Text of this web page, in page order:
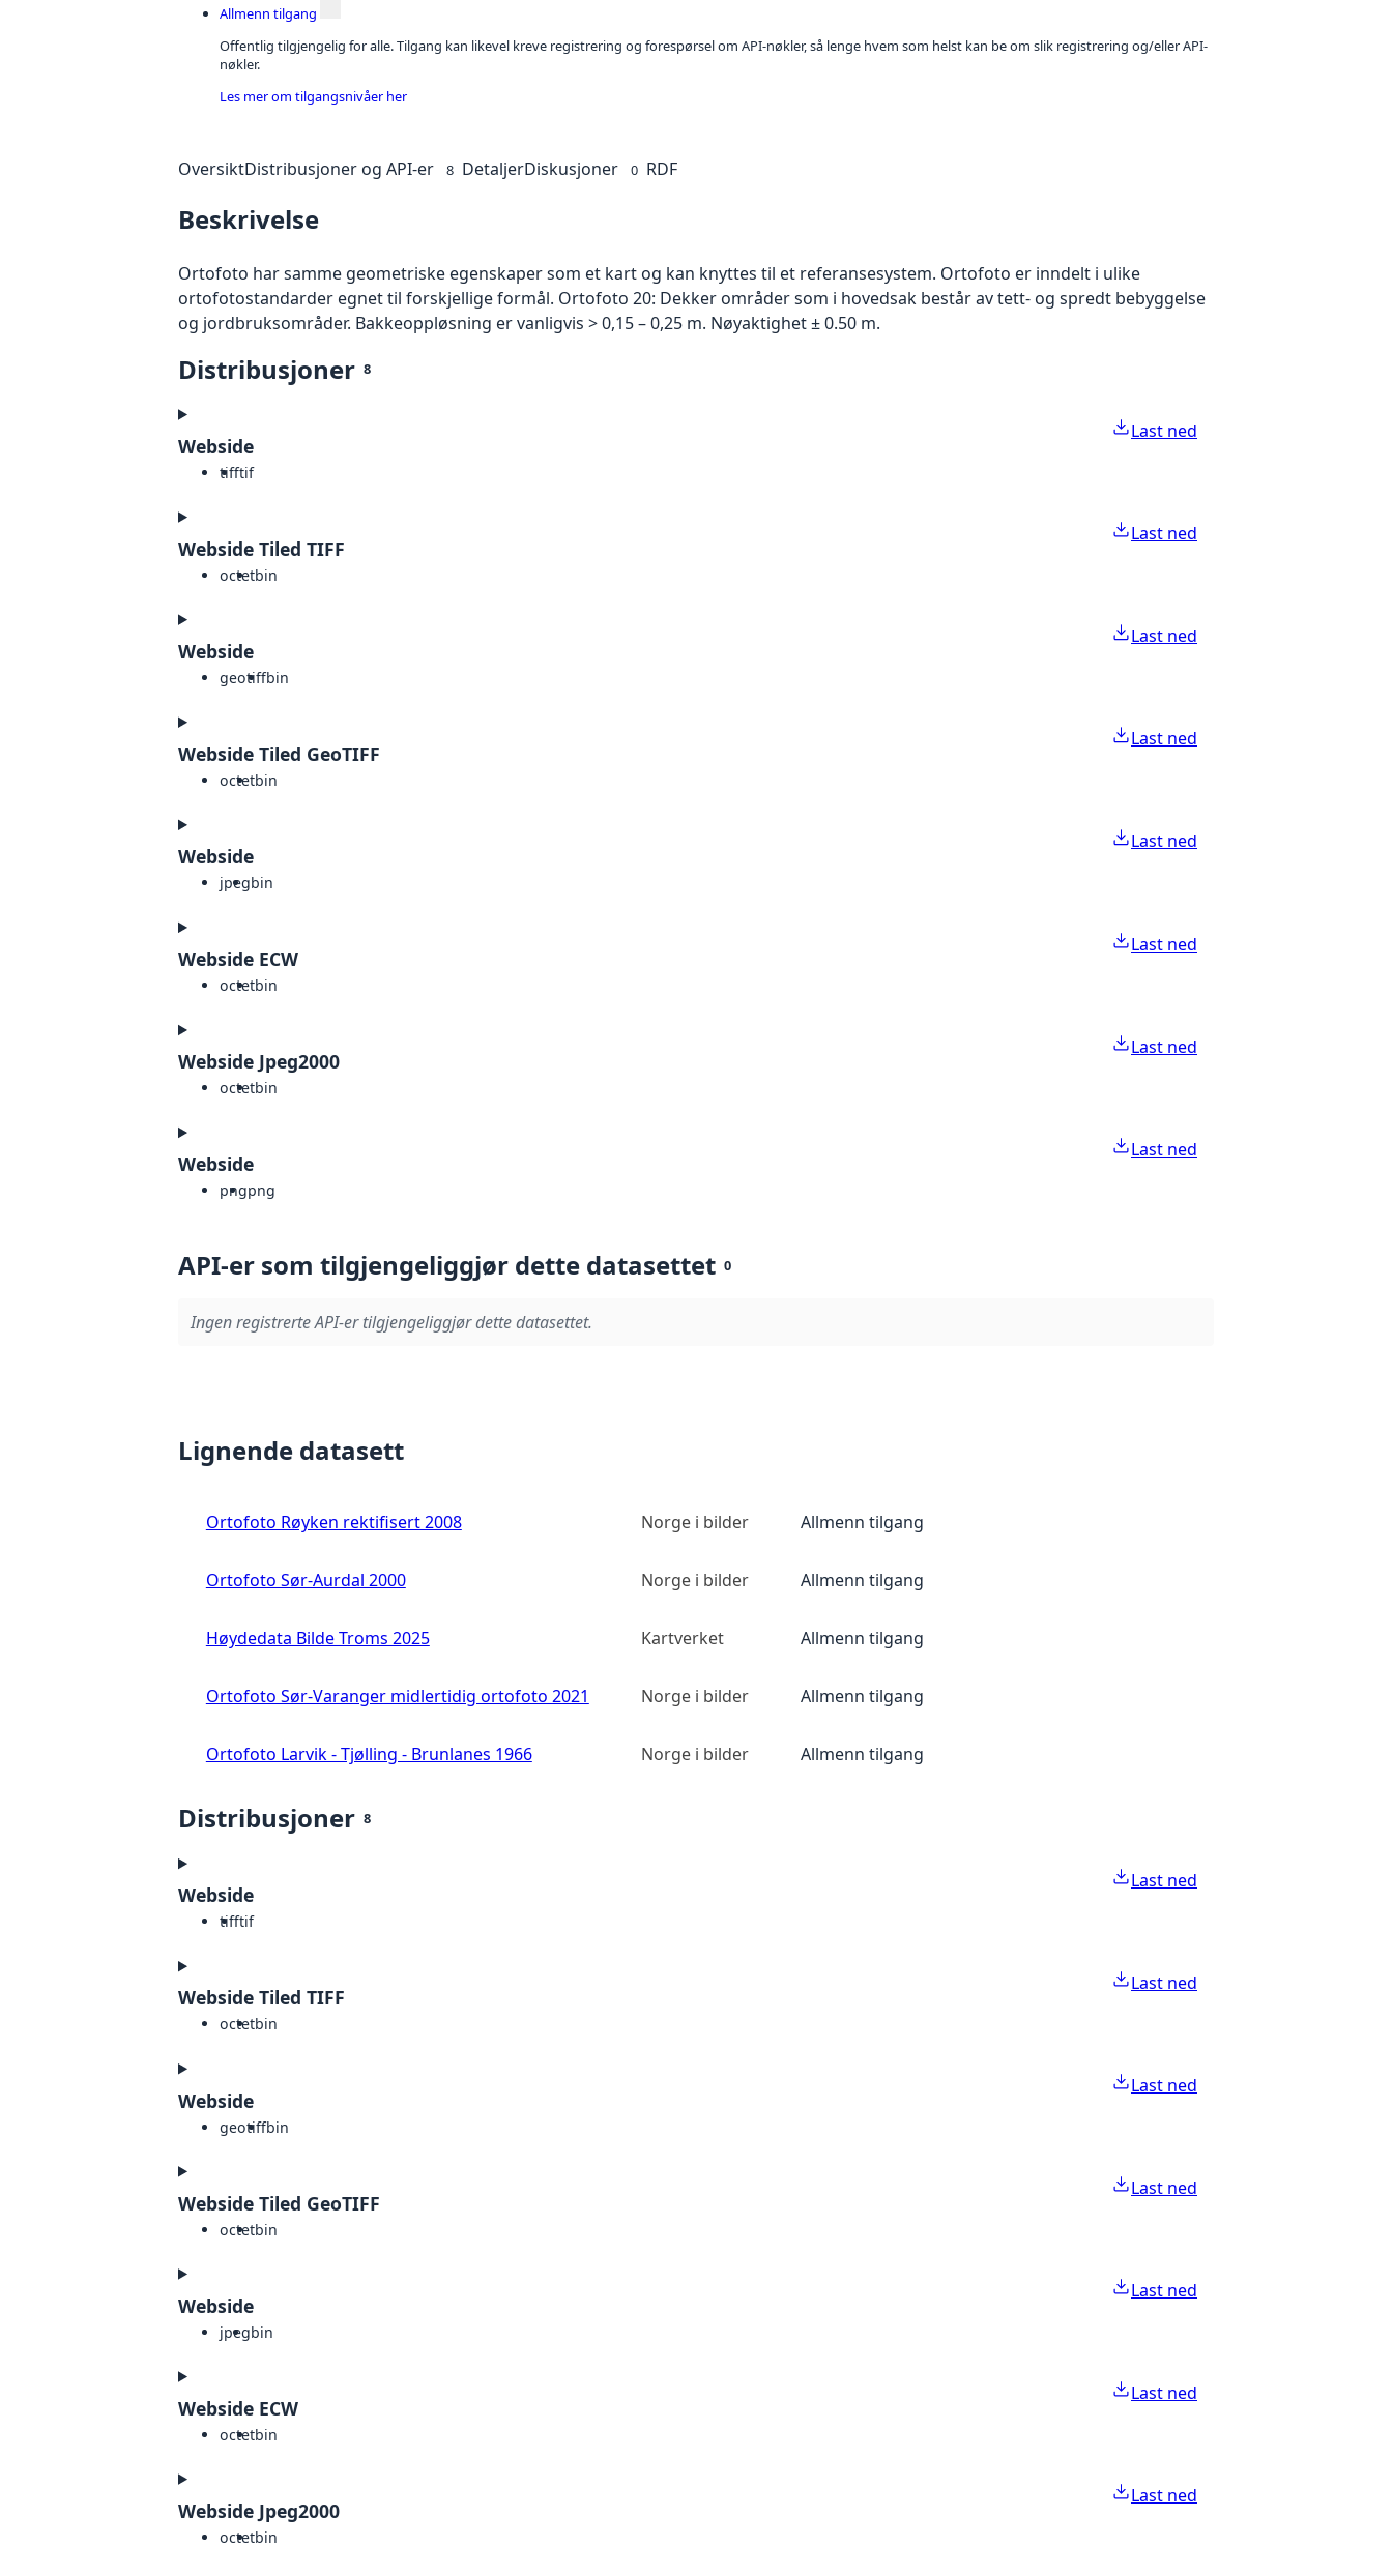
Allmenn tilgang
Offentlig tilgjengelig for alle. Tilgang kan likevel kreve registrering og forespørsel om API-nøkler, så lenge hvem som helst kan be om slik registrering og/eller API-
nøkler.
Les mer om tilgangsnivåer her
OversiktDistribusjoner og API-er 8 DetaljerDiskusjoner 0 RDF
Beskrivelse
Ortofoto har samme geometriske egenskaper som et kart og kan knyttes til et referansesystem. Ortofoto er inndelt i ulike
ortofotostandarder egnet til forskjellige formål. Ortofoto 20: Dekker områder som i hovedsak består av tett- og spredt bebyggelse
og jordbruksområder. Bakkeoppløsning er vanligvis > 0,15 – 0,25 m. Nøyaktighet ± 0.50 m.
Distribusjoner 8
Webside
tifftif
Last ned
Webside Tiled TIFF
octetbin
Last ned
Webside
geotiffbin
Last ned
Webside Tiled GeoTIFF
octetbin
Last ned
Webside
jpegbin
Last ned
Webside ECW
octetbin
Last ned
Webside Jpeg2000
octetbin
Last ned
Webside
pngpng
Last ned
API-er som tilgjengeliggjør dette datasettet 0
Ingen registrerte API-er tilgjengeliggjør dette datasettet.
Lignende datasett
Ortofoto Røyken rektifisert 2008 Norge i bilder Allmenn tilgang
Ortofoto Sør-Aurdal 2000 Norge i bilder Allmenn tilgang
Høydedata Bilde Troms 2025 Kartverket Allmenn tilgang
Ortofoto Sør-Varanger midlertidig ortofoto 2021 Norge i bilder Allmenn tilgang
Ortofoto Larvik - Tjølling - Brunlanes 1966 Norge i bilder Allmenn tilgang
Distribusjoner 8
Webside
tifftif
Last ned
Webside Tiled TIFF
octetbin
Last ned
Webside
geotiffbin
Last ned
Webside Tiled GeoTIFF
octetbin
Last ned
Webside
jpegbin
Last ned
Webside ECW
octetbin
Last ned
Webside Jpeg2000
octetbin
Last ned